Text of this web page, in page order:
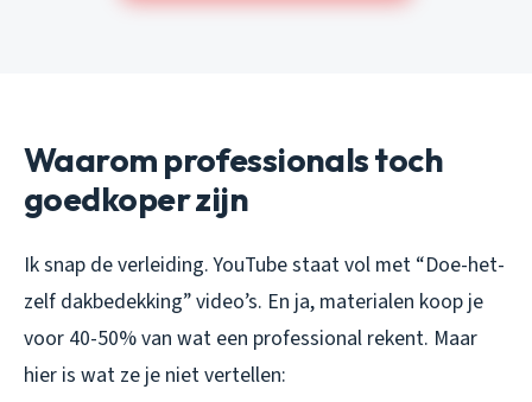
Waarom professionals toch
goedkoper zijn
Ik snap de verleiding. YouTube staat vol met “Doe-het-
zelf dakbedekking” video’s. En ja, materialen koop je
voor 40-50% van wat een professional rekent. Maar
hier is wat ze je niet vertellen: